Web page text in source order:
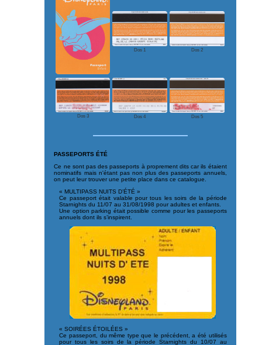
Dos 1 Dos 2
Dos 3 Dos 4 Dos 5
PASSEPORTS ÉTÉ
Ce ne sont pas des passeports à proprement dits car ils étaient
nominatifs mais n'étant pas non plus des passeports annuels,
on peut leur trouver une petite place dans ce catalogue.
« MULTIPASS NUITS D’ÉTÉ »
Ce passeport était valable pour tous les soirs de la période
Starnights du 11/07 au 31/08/1998 pour adultes et enfants.
Une option parking était possible comme pour les passeports
annuels dont ils s’inspirent.
« SOIRÉES ÉTOILÉES »
Ce passeport, du même type que le précédent, a été utilisés
pour tous les soirs de la période Starnights du 10/07 au